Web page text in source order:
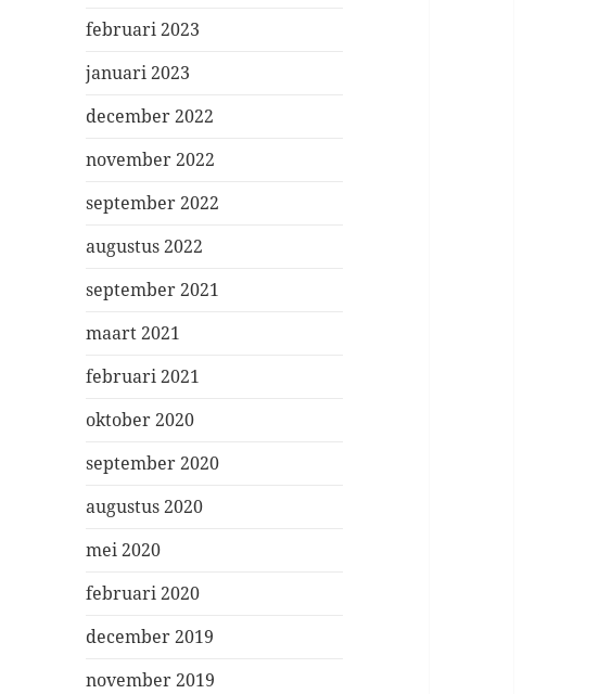
februari 2023
januari 2023
december 2022
november 2022
september 2022
augustus 2022
september 2021
maart 2021
februari 2021
oktober 2020
september 2020
augustus 2020
mei 2020
februari 2020
december 2019
november 2019